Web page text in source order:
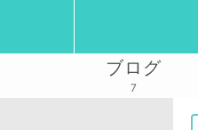
ブログ
7